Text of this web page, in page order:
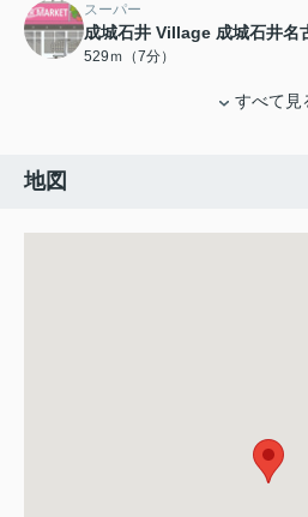
スーパー
成城石井 Village 成城石井名
529ｍ（7分）
すべて見
地図